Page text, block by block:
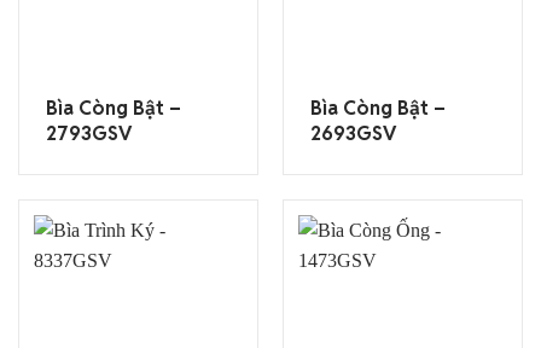
Bìa Còng Bật –
2793GSV
Bìa Còng Bật –
2693GSV